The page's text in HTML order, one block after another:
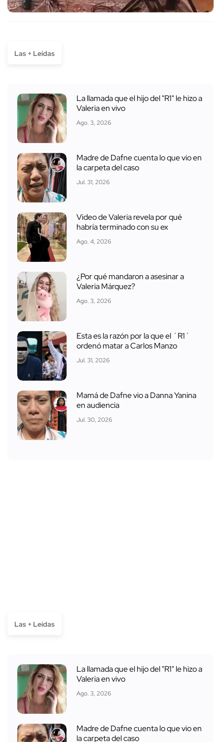
Las + Leídas
La llamada que el hijo del "R1" le hizo a
Valeria en vivo
Ago. 3, 2026
Madre de Dafne cuenta lo que vio en
la carpeta del caso
Jul. 31, 2026
Video de Valeria revela por qué
habría terminado con su ex
Ago. 4, 2026
¿Por qué mandaron a asesinar a
Valeria Márquez?
Ago. 3, 2026
Esta es la razón por la que el ´R1´
ordenó matar a Carlos Manzo
Jul. 31, 2026
Mamá de Dafne vio a Danna Yanina
en audiencia
Jul. 30, 2026
Las + Leídas
La llamada que el hijo del "R1" le hizo a
Valeria en vivo
Ago. 3, 2026
Madre de Dafne cuenta lo que vio en
la carpeta del caso